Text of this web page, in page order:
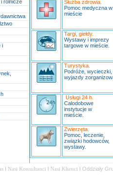
i rolnicze
i
Służba zdrowia.
Pomoc medyczna
mieście
Targi, giełdy.
Wystawy i imprezy
targowe w mieście.
Turystyka.
Podróże, wycieczki,
wyjazdy
Usługi 24 h.
Calodobowe
instytucje w
mieście.
Zwierzęta.
Pomoc, leczenie,
związki hodowców,
wystawy.
I Nasi Konsultanci I Nasi Klienci I Oddziały